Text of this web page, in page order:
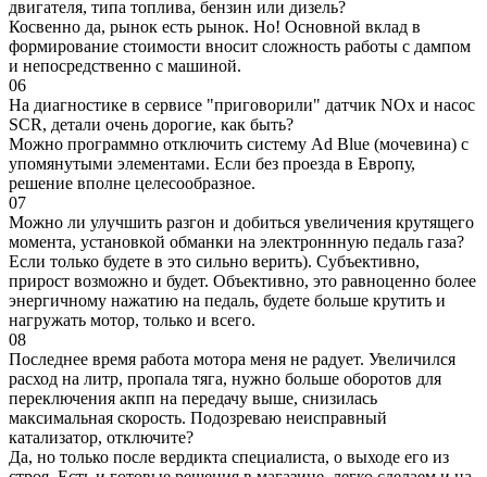
двигателя, типа топлива, бензин или дизель?
Косвенно да, рынок есть рынок. Но! Основной вклад в
формирование стоимости вносит сложность работы с дампом
и непосредственно с машиной.
06
На диагностике в сервисе "приговорили" датчик NOx и насос
SCR, детали очень дорогие, как быть?
Можно программно отключить систему Ad Blue (мочевина) с
упомянутыми элементами. Если без проезда в Европу,
решение вполне целесообразное.
07
Можно ли улучшить разгон и добиться увеличения крутящего
момента, установкой обманки на электроннную педаль газа?
Если только будете в это сильно верить). Субъективно,
прирост возможно и будет. Объективно, это равноценно более
энергичному нажатию на педаль, будете больше крутить и
нагружать мотор, только и всего.
08
Последнее время работа мотора меня не радует. Увеличился
расход на литр, пропала тяга, нужно больше оборотов для
переключения акпп на передачу выше, снизилась
максимальная скорость. Подозреваю неисправный
катализатор, отключите?
Да, но только после вердикта специалиста, о выходе его из